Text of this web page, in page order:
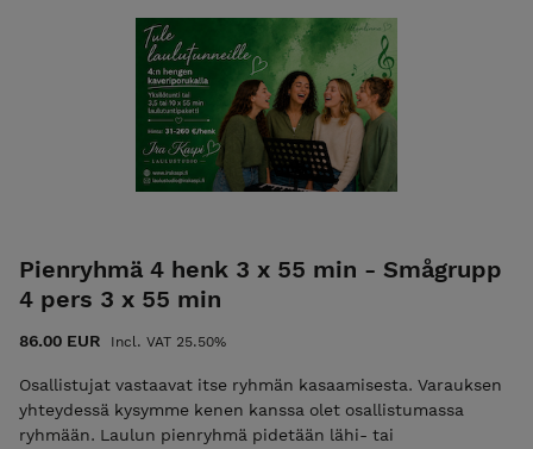
tunnin hinnasta. HUOM: Hinta on per henkilö - kukin
osallistuja hankkii tunnin itselleen!
Pienryhmä 4 henk 3 x 55 min - Smågrupp
4 pers 3 x 55 min
86.00 EUR Incl. VAT 25.50%
Osallistujat vastaavat itse ryhmän kasaamisesta. Varauksen
yhteydessä kysymme kenen kanssa olet osallistumassa
ryhmään. Laulun pienryhmä pidetään lähi- tai